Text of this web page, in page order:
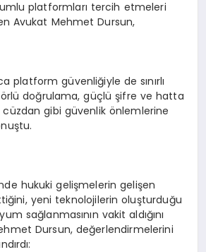
platformları tercih etmeleri
Avukat Mehmet Dursun,
platform güvenliğiyle de sınırlı
doğrulama, güçlü şifre ve hatta
gibi güvenlik önlemlerine
hukuki gelişmelerin gelişen
yeni teknolojilerin oluşturduğu
sağlanmasının vakit aldığını
Dursun, değerlendirmelerini